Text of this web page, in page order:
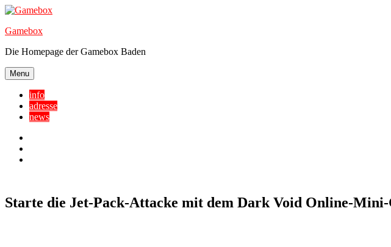
Skip
content
Gamebox
Die Homepage der Gamebox Baden
Menu
info
adresse
news
Starte die Jet-Pack-Attacke mit dem Dark Void Online-Mini-